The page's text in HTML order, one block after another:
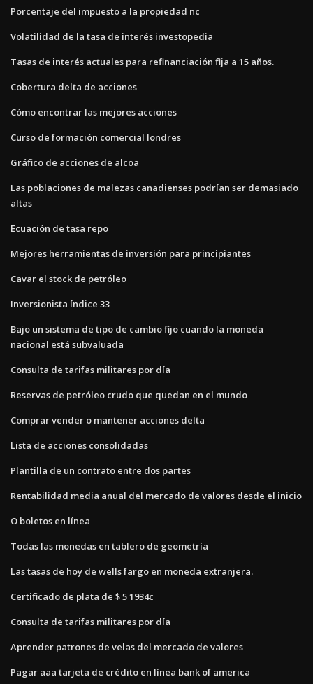
Porcentaje del impuesto a la propiedad nc
Volatilidad de la tasa de interés investopedia
Tasas de interés actuales para refinanciación fija a 15 años.
Cobertura delta de acciones
Cómo encontrar las mejores acciones
Curso de formación comercial londres
Gráfico de acciones de alcoa
Las poblaciones de malezas canadienses podrían ser demasiado
altas
Ecuación de tasa repo
Mejores herramientas de inversión para principiantes
Cavar el stock de petróleo
Inversionista índice 33
Bajo un sistema de tipo de cambio fijo cuando la moneda
nacional está subvaluada
Consulta de tarifas militares por día
Reservas de petróleo crudo que quedan en el mundo
Comprar vender o mantener acciones delta
Lista de acciones consolidadas
Plantilla de un contrato entre dos partes
Rentabilidad media anual del mercado de valores desde el inicio
O boletos en línea
Todas las monedas en tablero de geometría
Las tasas de hoy de wells fargo en moneda extranjera.
Certificado de plata de $ 5 1934c
Consulta de tarifas militares por día
Aprender patrones de velas del mercado de valores
Pagar aaa tarjeta de crédito en línea bank of america